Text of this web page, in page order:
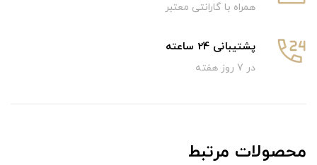
همراه با گارانتی معتبر
پشتیبانی 24 ساعته
در 7 روز هفته
محصولات مرتبط